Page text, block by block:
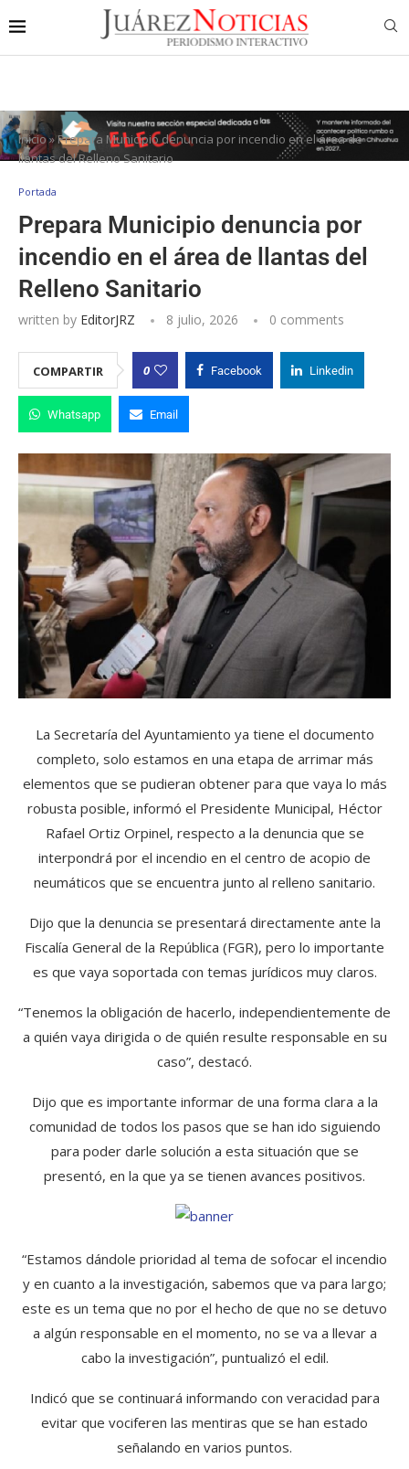
Inicio»Prepara Municipio denuncia por incendio en el área de
llantas del Relleno Sanitario
Portada
Prepara Municipio denuncia por
incendio en el área de llantas del
Relleno Sanitario
written by EditorJRZ 8 julio, 2026 0 comments
COMPARTIR 0 Facebook Linkedin
Whatsapp Email
La Secretaría del Ayuntamiento ya tiene el documento
completo, solo estamos en una etapa de arrimar más
elementos que se pudieran obtener para que vaya lo más
robusta posible, informó el Presidente Municipal, Héctor
Rafael Ortiz Orpinel, respecto a la denuncia que se
interpondrá por el incendio en el centro de acopio de
neumáticos que se encuentra junto al relleno sanitario.
Dijo que la denuncia se presentará directamente ante la
Fiscalía General de la República (FGR), pero lo importante
es que vaya soportada con temas jurídicos muy claros.
“Tenemos la obligación de hacerlo, independientemente de
a quién vaya dirigida o de quién resulte responsable en su
caso”, destacó.
Dijo que es importante informar de una forma clara a la
comunidad de todos los pasos que se han ido siguiendo
para poder darle solución a esta situación que se
presentó, en la que ya se tienen avances positivos.
“Estamos dándole prioridad al tema de sofocar el incendio
y en cuanto a la investigación, sabemos que va para largo;
este es un tema que no por el hecho de que no se detuvo
a algún responsable en el momento, no se va a llevar a
cabo la investigación”, puntualizó el edil.
Indicó que se continuará informando con veracidad para
evitar que vociferen las mentiras que se han estado
señalando en varios puntos.